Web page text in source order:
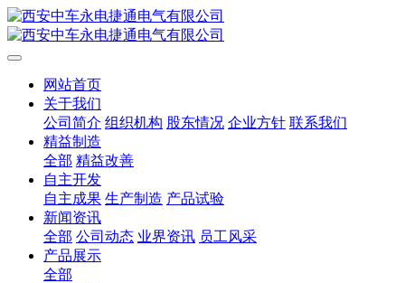
网站首页
关于我们
公司简介 组织机构 股东情况 企业方针 联系我们
精益制造
全部 精益改善
自主开发
自主成果 生产制造 产品试验
新闻资讯
全部 公司动态 业界资讯 员工风采
产品展示
全部